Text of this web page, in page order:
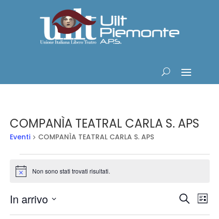
COMPANÌA TEATRAL CARLA S. APS
Eventi COMPANÌA TEATRAL CARLA S. APS
Eventi
Notice Non sono stati trovati risultati.
Eventi
CercaLista
In arrivo